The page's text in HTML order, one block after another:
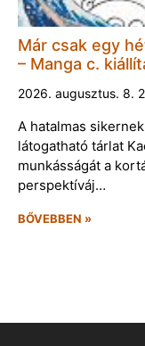
Már csak egy
– Manga c.
2026. augusztus. 8.
A hatalmas
látogatható tárlat
munkásságát a
perspektíváj…
BŐVEBBEN »